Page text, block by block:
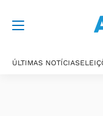
ÚLTIMAS NOTÍCIAS